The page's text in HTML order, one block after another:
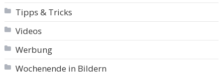
Tipps & Tricks
Videos
Werbung
Wochenende in Bildern